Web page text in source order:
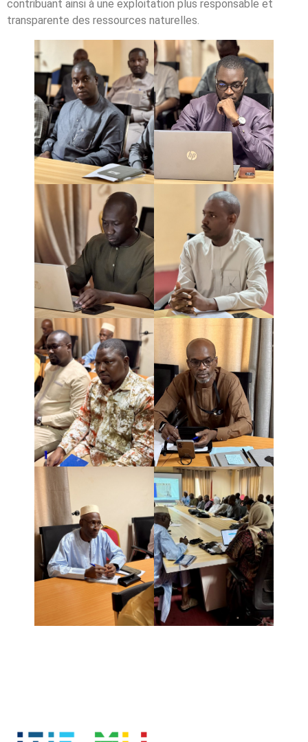
contribuant ainsi à une exploitation plus responsable et
transparente des ressources naturelles.